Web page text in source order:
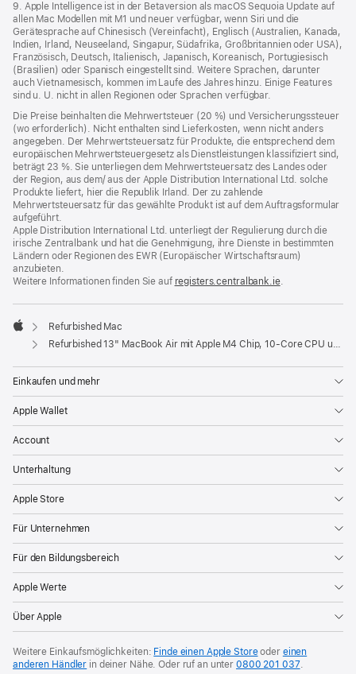
9. Apple Intelligence ist in der Betaversion als macOS Sequoia Update auf
allen Mac Modellen mit M1 und neuer verfügbar, wenn Siri und die
Gerätesprache auf Chinesisch (Vereinfacht), Englisch (Australien, Kanada,
Indien, Irland, Neuseeland, Singapur, Südafrika, Großbritannien oder USA),
Französisch, Deutsch, Italienisch, Japanisch, Koreanisch, Portugiesisch
(Brasilien) oder Spanisch eingestellt sind. Weitere Sprachen, darunter
auch Vietnamesisch, kommen im Laufe des Jahres hinzu. Einige Features
sind u. U. nicht in allen Regionen oder Sprachen verfügbar.
Die Preise beinhalten die Mehrwertsteuer (20 %) und Versicherungssteuer
(wo erforderlich). Nicht enthalten sind Lieferkosten, wenn nicht anders
angegeben. Der Mehrwertsteuersatz für Produkte, die entsprechend dem
europäischen Mehrwertsteuergesetz als Dienstleistungen klassifiziert sind,
beträgt 23 %. Sie unterliegen dem Mehrwertsteuersatz des Landes oder
der Region, aus dem/ aus der Apple Distribution International Ltd. solche
Produkte liefert, hier die Republik Irland. Der zu zahlende
Mehrwertsteuersatz für das gewählte Produkt ist auf dem Auftragsformular
aufgeführt.
Apple Distribution International Ltd. unterliegt der Regulierung durch die
irische Zentralbank und hat die Genehmigung, ihre Dienste in bestimmten
Ländern oder Regionen des EWR (Europäischer Wirtschaftsraum)
anzubieten.
Weitere Informationen finden Sie auf registers.centralbank.ie(Öffnet
neues
.
Apple
Refurbished Mac
Refurbished 13" MacBook Air mit Apple M4 Chip, 10‑Core CPU und 8‑Core GPU - Mitternacht
Einkaufen und mehr
Apple Wallet
Account
Unterhaltung
Apple Store
Für Unternehmen
Für den Bildungsbereich
Apple Werte
Über Apple
Weitere Einkaufsmöglichkeiten: Finde einen Apple Storeoder einen
anderen Händler in deiner Nähe. Oder ruf an unter0800 201 037.